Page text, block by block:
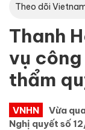
Theo dõi
Thanh
vụ
thẩm
VNHN
Vừa
Nghị quyết số